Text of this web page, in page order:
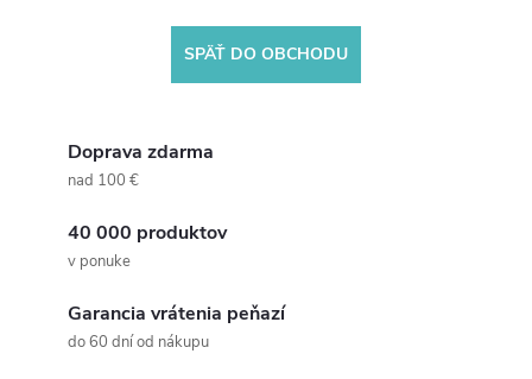
SPÄŤ DO OBCHODU
Doprava zdarma
nad 100 €
40 000 produktov
v ponuke
Garancia vrátenia peňazí
do 60 dní od nákupu